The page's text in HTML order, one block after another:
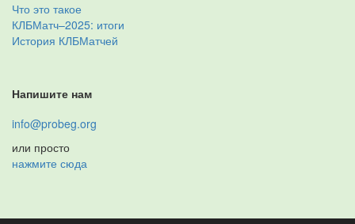
Что это такое
КЛБМатч–2025: итоги
История КЛБМатчей
Напишите нам
info@probeg.org
или просто
нажмите сюда